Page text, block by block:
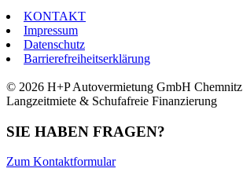
KONTAKT
Impressum
Datenschutz
Barrierefreiheitserklärung
© 2026 H+P Autovermietung GmbH Chemnitz
Langzeitmiete & Schufafreie Finanzierung
SIE HABEN FRAGEN?
Zum Kontaktformular